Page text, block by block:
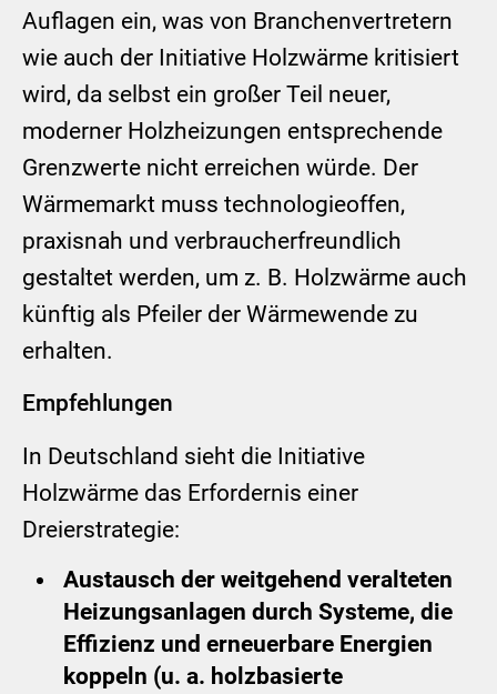
Auflagen ein, was von Branchenvertretern
wie auch der Initiative Holzwärme kritisiert
wird, da selbst ein großer Teil neuer,
moderner Holzheizungen entsprechende
Grenzwerte nicht erreichen würde. Der
Wärmemarkt muss technologieoffen,
praxisnah und verbraucherfreundlich
gestaltet werden, um z. B. Holzwärme auch
künftig als Pfeiler der Wärmewende zu
erhalten.
Empfehlungen
In Deutschland sieht die Initiative
Holzwärme das Erfordernis einer
Dreierstrategie:
Austausch der weitgehend veralteten
Heizungsanlagen durch Systeme, die
Effizienz und erneuerbare Energien
koppeln (u. a. holzbasierte